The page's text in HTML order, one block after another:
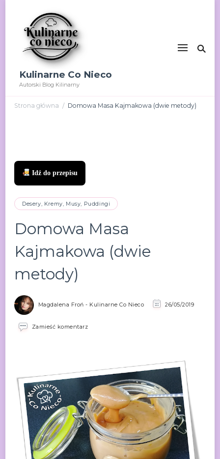
Kulinarne Co Nieco
Autorski Blog Kilinarny
Strona główna / Domowa Masa Kajmakowa (dwie metody)
Idź do przepisu
Desery, Kremy, Musy, Puddingi
Domowa Masa
Kajmakowa (dwie
metody)
Magdalena Froń - Kulinarne Co Nieco 26/05/2019
Zamieść komentarzwe
metody)